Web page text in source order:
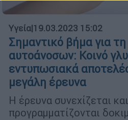
Υγεία|19.03.2023 15:02
Σημαντικό βήμα για
αυτοάνοσων: Κοινό
εντυπωσιακά
μεγάλη έρευνα
Η έρευνα συνεχίζεται και
προγραμματίζονται